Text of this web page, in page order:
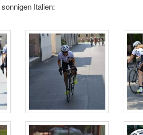
Italien: